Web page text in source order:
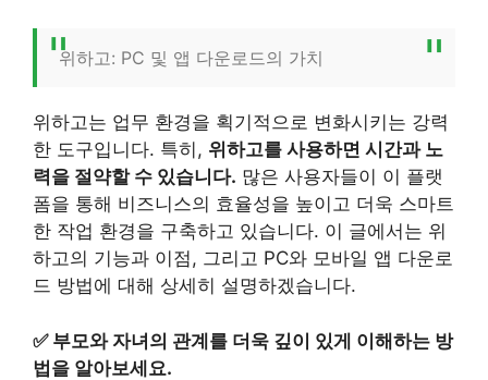
위하고: PC 및 앱 다운로드의 가치
위하고는 업무 환경을 획기적으로 변화시키는 강력
한 도구입니다. 특히, 위하고를 사용하면 시간과 노
력을 절약할 수 있습니다. 많은 사용자들이 이 플랫
폼을 통해 비즈니스의 효율성을 높이고 더욱 스마트
한 작업 환경을 구축하고 있습니다. 이 글에서는 위
하고의 기능과 이점, 그리고 PC와 모바일 앱 다운로
드 방법에 대해 상세히 설명하겠습니다.
✅ 부모와 자녀의 관계를 더욱 깊이 있게 이해하는 방
법을 알아보세요.